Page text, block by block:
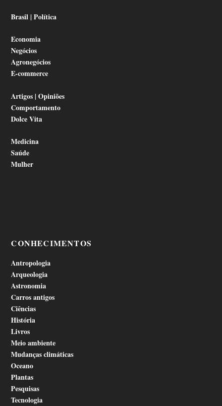
Brasil | Política
Economia
Negócios
Agronegócios
E-commerce
Artigos | Opiniões
Comportamento
Dolce Vita
Medicina
Saúde
Mulher
CONHECIMENTOS
Antropologia
Arqueologia
Astronomia
Carros antigos
Ciências
História
Livros
Meio ambiente
Mudanças climáticas
Oceano
Plantas
Pesquisas
Tecnologia